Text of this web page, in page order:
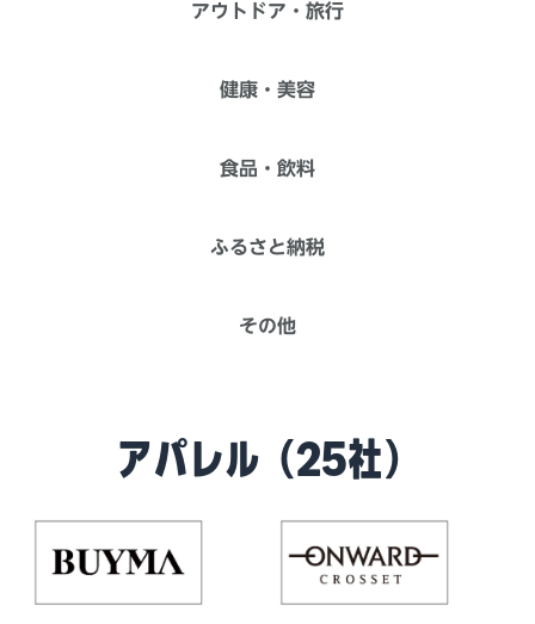
アウトドア・旅行
健康・美容
食品・飲料
ふるさと納税
その他
アパレル（25社）